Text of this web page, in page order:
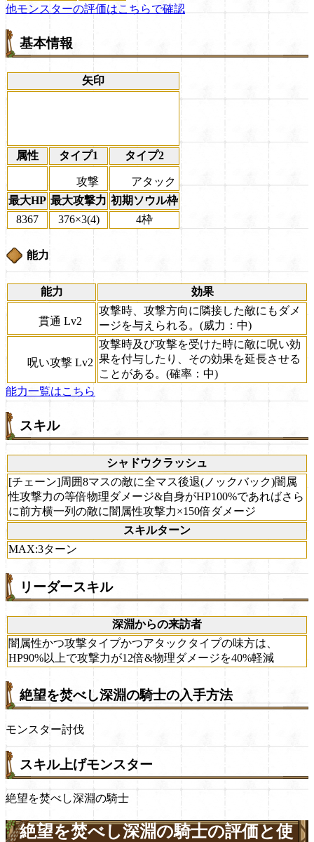
他モンスターの評価はこちらで確認
基本情報
矢印
属性 タイプ1 タイプ2
攻撃
アタック
最大HP 最大攻撃力 初期ソウル枠
8367
376×3(4) 4枠
能力
能力 効果
貫通 Lv2
攻撃時、攻撃方向に隣接した敵にもダメ
ージを与えられる。(威力：中)
呪い攻撃 Lv2
攻撃時及び攻撃を受けた時に敵に呪い効
果を付与したり、その効果を延長させる
ことがある。(確率：中)
能力一覧はこちら
スキル
シャドウクラッシュ
[チェーン]周囲8マスの敵に全マス後退(ノックバック)闇属
性攻撃力の等倍物理ダメージ&自身がHP100%であればさら
に前方横一列の敵に闇属性攻撃力×150倍ダメージ
スキルターン
MAX:3ターン
リーダースキル
深淵からの来訪者
闇属性かつ攻撃タイプかつアタックタイプの味方は、
HP90%以上で攻撃力が12倍&物理ダメージを40%軽減
絶望を焚べし深淵の騎士の入手方法
モンスター討伐
スキル上げモンスター
絶望を焚べし深淵の騎士
絶望を焚べし深淵の騎士の評価と使